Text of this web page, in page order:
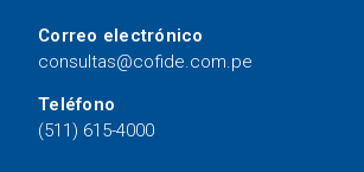
Correo electrónico
consultas@cofide.com.pe
Teléfono
(511) 615-4000